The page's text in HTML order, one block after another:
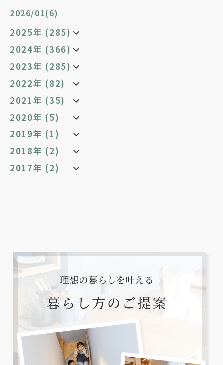
2026/01(6)
2025年 (285)
2024年 (366)
2023年 (285)
2022年 (82)
2021年 (35)
2020年 (5)
2019年 (1)
2018年 (2)
2017年 (2)